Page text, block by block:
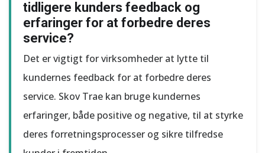
tidligere kunders feedback og
erfaringer for at forbedre deres
service?
Det er vigtigt for virksomheder at lytte til
kundernes feedback for at forbedre deres
service. Skov Trae kan bruge kundernes
erfaringer, både positive og negative, til at styrke
deres forretningsprocesser og sikre tilfredse